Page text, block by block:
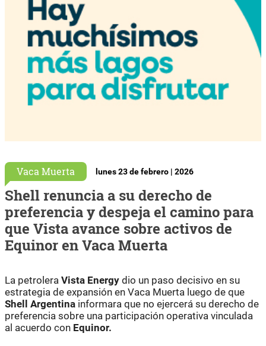
Vaca Muerta lunes 23 de febrero | 2026
Shell renuncia a su derecho de
preferencia y despeja el camino para
que Vista avance sobre activos de
Equinor en Vaca Muerta
La petrolera Vista Energy dio un paso decisivo en su
estrategia de expansión en Vaca Muerta luego de que
Shell Argentina informara que no ejercerá su derecho de
preferencia sobre una participación operativa vinculada
al acuerdo con Equinor.